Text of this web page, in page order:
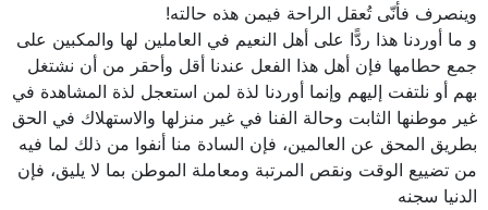
وينصرف فأنّى تُعقل الراحة فيمن هذه حالته!
و ما أوردنا هذا ردًّا على أهل النعيم في العاملين لها والمكبين على
جمع حطامها فإن أهل هذا الفعل عندنا أقل وأحقر من أن نشتغل
بهم أو نلتفت إليهم وإنما أوردنا لذة لمن استعجل لذة المشاهدة في
غير موطنها الثابت وحالة الفنا في غير منزلها والاستهلاك في الحق
بطريق المحق عن العالمين، فإن السادة منا أنفوا من ذلك لما فيه
من تضييع الوقت ونقص المرتبة ومعاملة الموطن بما لا يليق، فإن
الدنيا سجنه